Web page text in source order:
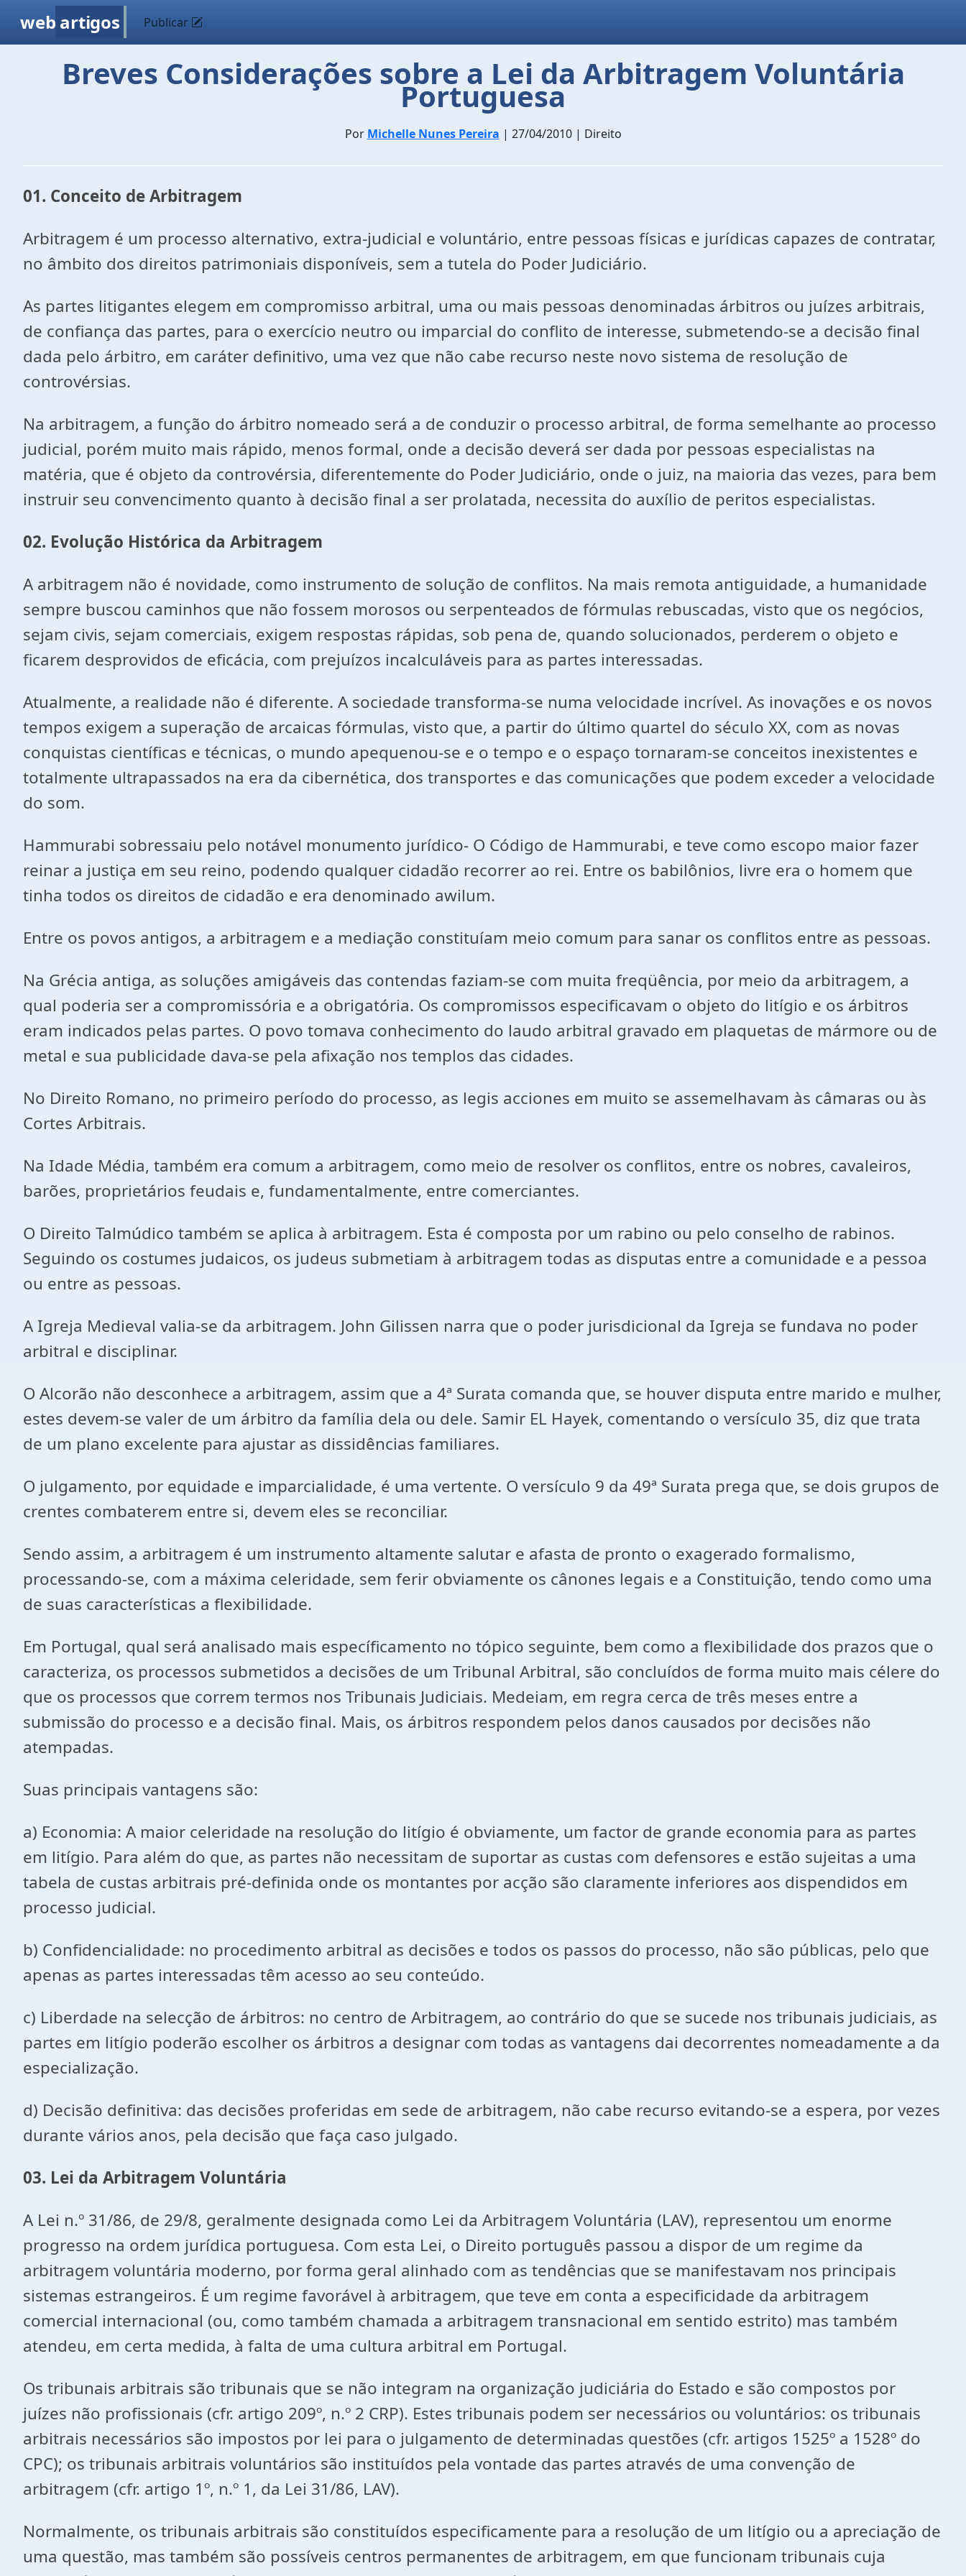
web artigos Publicar
Breves Considerações sobre a Lei da Arbitragem Voluntária
Portuguesa
Por Michelle Nunes Pereira | 27/04/2010 | Direito
01. Conceito de Arbitragem
Arbitragem é um processo alternativo, extra-judicial e voluntário, entre pessoas físicas e jurídicas capazes de contratar,
no âmbito dos direitos patrimoniais disponíveis, sem a tutela do Poder Judiciário.
As partes litigantes elegem em compromisso arbitral, uma ou mais pessoas denominadas árbitros ou juízes arbitrais,
de confiança das partes, para o exercício neutro ou imparcial do conflito de interesse, submetendo-se a decisão final
dada pelo árbitro, em caráter definitivo, uma vez que não cabe recurso neste novo sistema de resolução de
controvérsias.
Na arbitragem, a função do árbitro nomeado será a de conduzir o processo arbitral, de forma semelhante ao processo
judicial, porém muito mais rápido, menos formal, onde a decisão deverá ser dada por pessoas especialistas na
matéria, que é objeto da controvérsia, diferentemente do Poder Judiciário, onde o juiz, na maioria das vezes, para bem
instruir seu convencimento quanto à decisão final a ser prolatada, necessita do auxílio de peritos especialistas.
02. Evolução Histórica da Arbitragem
A arbitragem não é novidade, como instrumento de solução de conflitos. Na mais remota antiguidade, a humanidade
sempre buscou caminhos que não fossem morosos ou serpenteados de fórmulas rebuscadas, visto que os negócios,
sejam civis, sejam comerciais, exigem respostas rápidas, sob pena de, quando solucionados, perderem o objeto e
ficarem desprovidos de eficácia, com prejuízos incalculáveis para as partes interessadas.
Atualmente, a realidade não é diferente. A sociedade transforma-se numa velocidade incrível. As inovações e os novos
tempos exigem a superação de arcaicas fórmulas, visto que, a partir do último quartel do século XX, com as novas
conquistas científicas e técnicas, o mundo apequenou-se e o tempo e o espaço tornaram-se conceitos inexistentes e
totalmente ultrapassados na era da cibernética, dos transportes e das comunicações que podem exceder a velocidade
do som.
Hammurabi sobressaiu pelo notável monumento jurídico- O Código de Hammurabi, e teve como escopo maior fazer
reinar a justiça em seu reino, podendo qualquer cidadão recorrer ao rei. Entre os babilônios, livre era o homem que
tinha todos os direitos de cidadão e era denominado awilum.
Entre os povos antigos, a arbitragem e a mediação constituíam meio comum para sanar os conflitos entre as pessoas.
Na Grécia antiga, as soluções amigáveis das contendas faziam-se com muita freqüência, por meio da arbitragem, a
qual poderia ser a compromissória e a obrigatória. Os compromissos especificavam o objeto do litígio e os árbitros
eram indicados pelas partes. O povo tomava conhecimento do laudo arbitral gravado em plaquetas de mármore ou de
metal e sua publicidade dava-se pela afixação nos templos das cidades.
No Direito Romano, no primeiro período do processo, as legis acciones em muito se assemelhavam às câmaras ou às
Cortes Arbitrais.
Na Idade Média, também era comum a arbitragem, como meio de resolver os conflitos, entre os nobres, cavaleiros,
barões, proprietários feudais e, fundamentalmente, entre comerciantes.
O Direito Talmúdico também se aplica à arbitragem. Esta é composta por um rabino ou pelo conselho de rabinos.
Seguindo os costumes judaicos, os judeus submetiam à arbitragem todas as disputas entre a comunidade e a pessoa
ou entre as pessoas.
A Igreja Medieval valia-se da arbitragem. John Gilissen narra que o poder jurisdicional da Igreja se fundava no poder
arbitral e disciplinar.
O Alcorão não desconhece a arbitragem, assim que a 4ª Surata comanda que, se houver disputa entre marido e mulher,
estes devem-se valer de um árbitro da família dela ou dele. Samir EL Hayek, comentando o versículo 35, diz que trata
de um plano excelente para ajustar as dissidências familiares.
O julgamento, por equidade e imparcialidade, é uma vertente. O versículo 9 da 49ª Surata prega que, se dois grupos de
crentes combaterem entre si, devem eles se reconciliar.
Sendo assim, a arbitragem é um instrumento altamente salutar e afasta de pronto o exagerado formalismo,
processando-se, com a máxima celeridade, sem ferir obviamente os cânones legais e a Constituição, tendo como uma
de suas características a flexibilidade.
Em Portugal, qual será analisado mais específicamento no tópico seguinte, bem como a flexibilidade dos prazos que o
caracteriza, os processos submetidos a decisões de um Tribunal Arbitral, são concluídos de forma muito mais célere do
que os processos que correm termos nos Tribunais Judiciais. Medeiam, em regra cerca de três meses entre a
submissão do processo e a decisão final. Mais, os árbitros respondem pelos danos causados por decisões não
atempadas.
Suas principais vantagens são:
a) Economia: A maior celeridade na resolução do litígio é obviamente, um factor de grande economia para as partes
em litígio. Para além do que, as partes não necessitam de suportar as custas com defensores e estão sujeitas a uma
tabela de custas arbitrais pré-definida onde os montantes por acção são claramente inferiores aos dispendidos em
processo judicial.
b) Confidencialidade: no procedimento arbitral as decisões e todos os passos do processo, não são públicas, pelo que
apenas as partes interessadas têm acesso ao seu conteúdo.
c) Liberdade na selecção de árbitros: no centro de Arbitragem, ao contrário do que se sucede nos tribunais judiciais, as
partes em litígio poderão escolher os árbitros a designar com todas as vantagens dai decorrentes nomeadamente a da
especialização.
d) Decisão definitiva: das decisões proferidas em sede de arbitragem, não cabe recurso evitando-se a espera, por vezes
durante vários anos, pela decisão que faça caso julgado.
03. Lei da Arbitragem Voluntária
A Lei n.º 31/86, de 29/8, geralmente designada como Lei da Arbitragem Voluntária (LAV), representou um enorme
progresso na ordem jurídica portuguesa. Com esta Lei, o Direito português passou a dispor de um regime da
arbitragem voluntária moderno, por forma geral alinhado com as tendências que se manifestavam nos principais
sistemas estrangeiros. É um regime favorável à arbitragem, que teve em conta a especificidade da arbitragem
comercial internacional (ou, como também chamada a arbitragem transnacional em sentido estrito) mas também
atendeu, em certa medida, à falta de uma cultura arbitral em Portugal.
Os tribunais arbitrais são tribunais que se não integram na organização judiciária do Estado e são compostos por
juízes não profissionais (cfr. artigo 209º, n.º 2 CRP). Estes tribunais podem ser necessários ou voluntários: os tribunais
arbitrais necessários são impostos por lei para o julgamento de determinadas questões (cfr. artigos 1525º a 1528º do
CPC); os tribunais arbitrais voluntários são instituídos pela vontade das partes através de uma convenção de
arbitragem (cfr. artigo 1º, n.º 1, da Lei 31/86, LAV).
Normalmente, os tribunais arbitrais são constituídos especificamente para a resolução de um litígio ou a apreciação de
uma questão, mas também são possíveis centros permanentes de arbitragem, em que funcionam tribunais cuja